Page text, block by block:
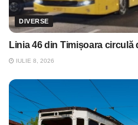
DIVERSE
Linia 46 din Timișoara circulă
IULIE 8, 2026